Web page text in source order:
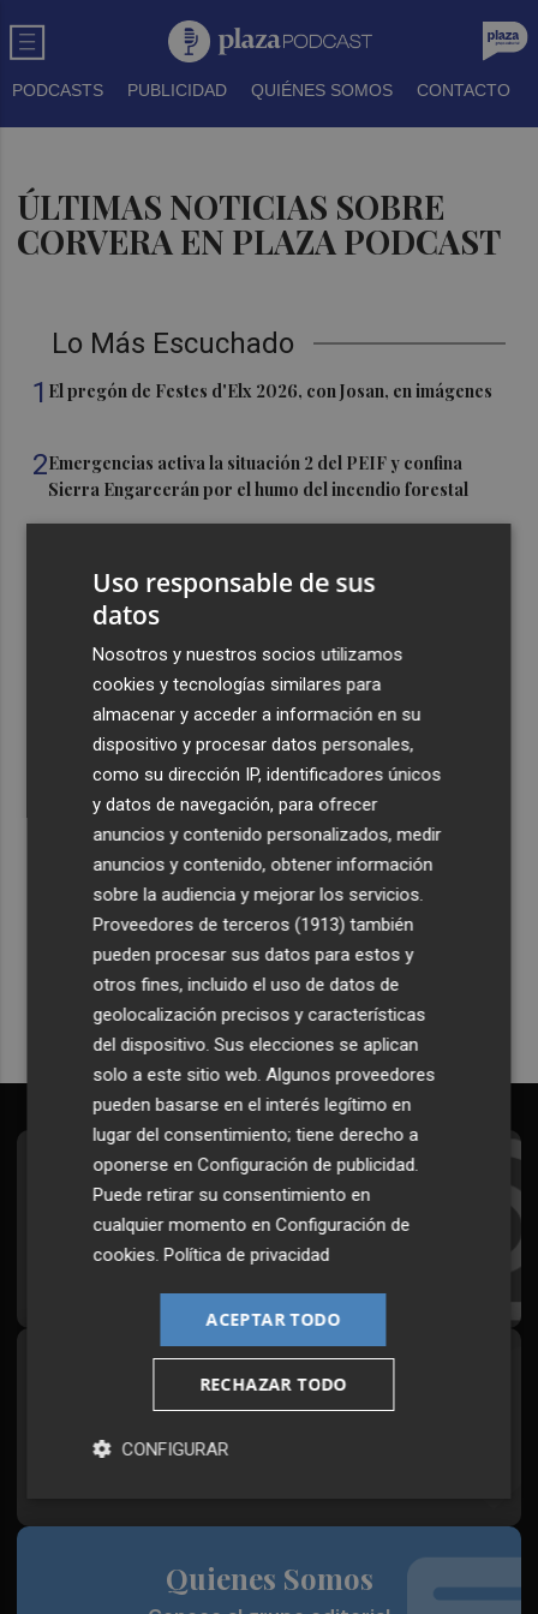
PODCASTS PUBLICIDAD QUIÉNES SOMOS CONTACTO
ÚLTIMAS NOTICIAS SOBRE
CORVERA EN PLAZA PODCAST
Lo Más Escuchado
1 El pregón de Festes d'Elx 2026, con Josan, en imágenes
2Emergencias activa la situación 2 del PEIF y confina
Sierra Engarcerán por el humo del incendio forestal
El homenaje a Ferran Torres en Foios, en imágenes
Ferran Torres, recibido con un baño de masas en su
pueblo: "Allá donde voy siempre digo que soy de Foios"
Recibe toda la actualidad de
Plaza Podcast en tu correo
Quiero suscribirme
Suscríbete al Boletín
Todos los días a primera hora en tu email
Síguenos en redes
Plaza Podcast, desde cualquier medio
Quienes Somos
Uso responsable de sus
datos
Nosotros y nuestros socios utilizamos
cookies y tecnologías similares para
almacenar y acceder a información en su
dispositivo y procesar datos personales,
como su dirección IP, identificadores únicos
y datos de navegación, para ofrecer
anuncios y contenido personalizados, medir
anuncios y contenido, obtener información
sobre la audiencia y mejorar los servicios.
Proveedores de terceros (1913) también
pueden procesar sus datos para estos y
otros fines, incluido el uso de datos de
geolocalización precisos y características
del dispositivo. Sus elecciones se aplican
solo a este sitio web. Algunos proveedores
pueden basarse en el interés legítimo en
lugar del consentimiento; tiene derecho a
oponerse enConfiguración de publicidad
Puede retirar su consentimiento en
cualquier momento enConfiguración de
cookies .Política de privacidad
ACEPTAR TODO
RECHAZAR TODO
CONFIGURAR